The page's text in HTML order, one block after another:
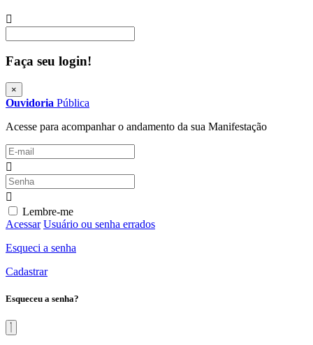
Faça seu login!
×
Ouvidoria Pública
Acesse para acompanhar o andamento da sua Manifestação
Lembre-me
Acessar Usuário ou senha errados
Esqueci a senha
Cadastrar
Esqueceu a senha?